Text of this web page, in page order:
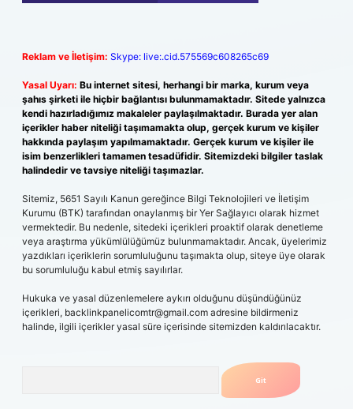
Reklam ve İletişim: Skype: live:.cid.575569c608265c69
Yasal Uyarı: Bu internet sitesi, herhangi bir marka, kurum veya
şahıs şirketi ile hiçbir bağlantısı bulunmamaktadır. Sitede yalnızca
kendi hazırladığımız makaleler paylaşılmaktadır. Burada yer alan
içerikler haber niteliği taşımamakta olup, gerçek kurum ve kişiler
hakkında paylaşım yapılmamaktadır. Gerçek kurum ve kişiler ile
isim benzerlikleri tamamen tesadüfidir. Sitemizdeki bilgiler taslak
halindedir ve tavsiye niteliği taşımazlar.
Sitemiz, 5651 Sayılı Kanun gereğince Bilgi Teknolojileri ve İletişim
Kurumu (BTK) tarafından onaylanmış bir Yer Sağlayıcı olarak hizmet
vermektedir. Bu nedenle, sitedeki içerikleri proaktif olarak denetleme
veya araştırma yükümlülüğümüz bulunmamaktadır. Ancak, üyelerimiz
yazdıkları içeriklerin sorumluluğunu taşımakta olup, siteye üye olarak
bu sorumluluğu kabul etmiş sayılırlar.
Hukuka ve yasal düzenlemelere aykırı olduğunu düşündüğünüz
içerikleri, backlinkpanelicomtr@gmail.com adresine bildirmeniz
halinde, ilgili içerikler yasal süre içerisinde sitemizden kaldırılacaktır.